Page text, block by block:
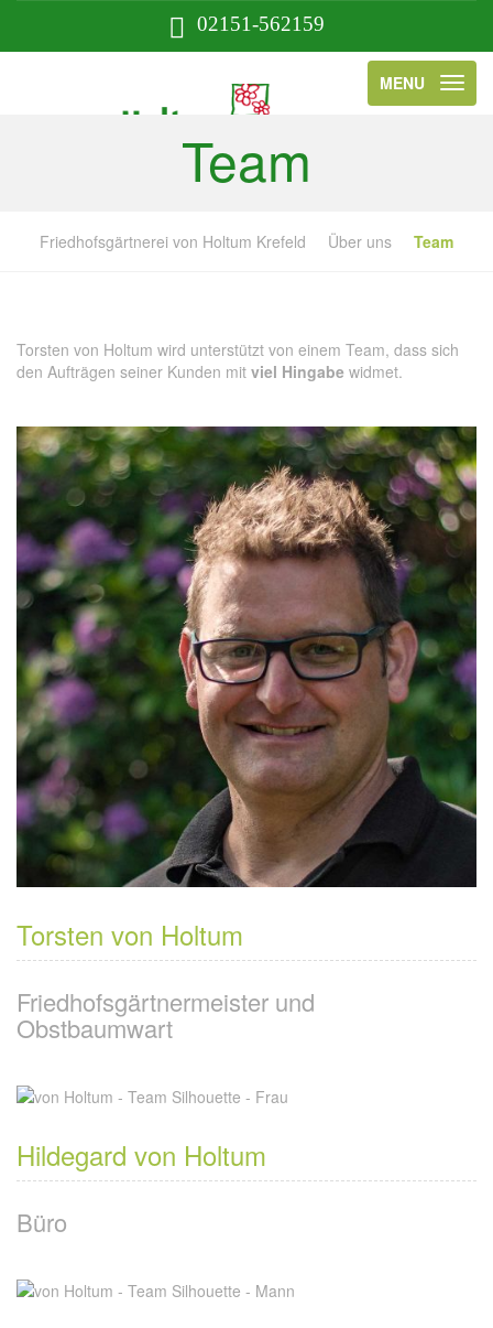
02151-562159
MENU
Team
Friedhofsgärtnerei von Holtum Krefeld Über uns Team
Torsten von Holtum wird unterstützt von einem Team, dass sich
den Aufträgen seiner Kunden mit viel Hingabe widmet.
Torsten von Holtum
Friedhofsgärtnermeister und
Obstbaumwart
Hildegard von Holtum
Büro